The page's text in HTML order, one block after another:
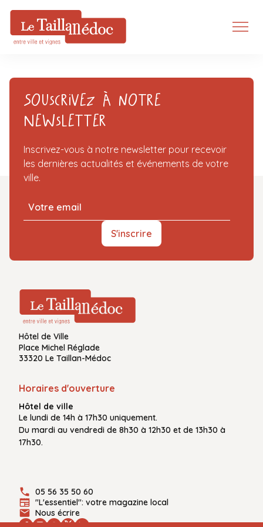
Souscrivez à notre
Newsletter
Inscrivez-vous à notre newsletter pour recevoir
les dernières actualités et événements de votre
ville.
S'inscrire
Hôtel de Ville
Place Michel Réglade
33320 Le Taillan-Médoc
Horaires d'ouverture
Hôtel de ville
Le lundi de 14h à 17h30 uniquement.
Du mardi au vendredi de 8h30 à 12h30 et de 13h30 à
17h30.
05 56 35 50 60
"L'essentiel": votre magazine local
Nous écrire